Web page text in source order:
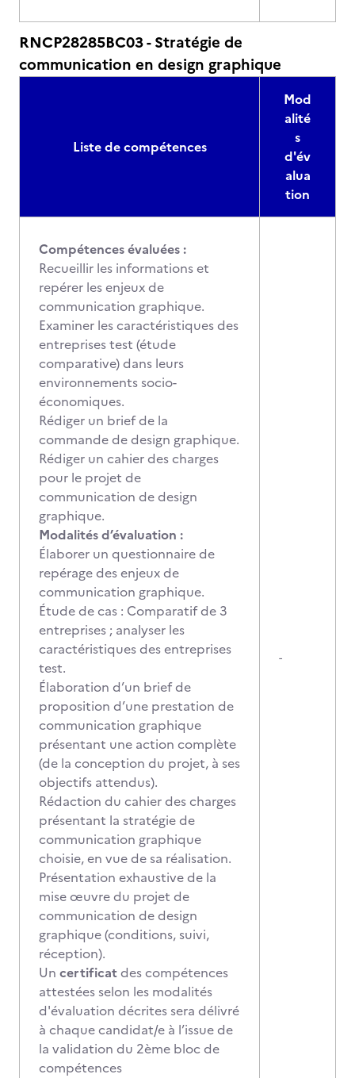
RNCP28285BC03 - Stratégie de
communication en design graphique
Liste de compétences
Mod
alité
s
d'év
alua
tion
Compétences évaluées :
Recueillir les informations et
repérer les enjeux de
communication graphique.
Examiner les caractéristiques des
entreprises test (étude
comparative) dans leurs
environnements socio-
économiques.
Rédiger un brief de la
commande de design graphique.
Rédiger un cahier des charges
pour le projet de
communication de design
graphique.
Modalités d’évaluation :
Élaborer un questionnaire de
repérage des enjeux de
communication graphique.
Étude de cas : Comparatif de 3
entreprises ; analyser les
caractéristiques des entreprises
test.
Élaboration d’un brief de
proposition d’une prestation de
communication graphique
présentant une action complète
(de la conception du projet, à ses
objectifs attendus).
Rédaction du cahier des charges
présentant la stratégie de
communication graphique
choisie, en vue de sa réalisation.
Présentation exhaustive de la
mise œuvre du projet de
communication de design
graphique (conditions, suivi,
réception).
Un certificatdes compétences
attestées selon les modalités
d'évaluation décrites sera délivré
à chaque candidat/e à l’issue de
la validation du 2ème bloc de
compétences
-